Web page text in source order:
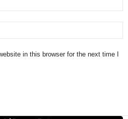
in this browser for the next time I